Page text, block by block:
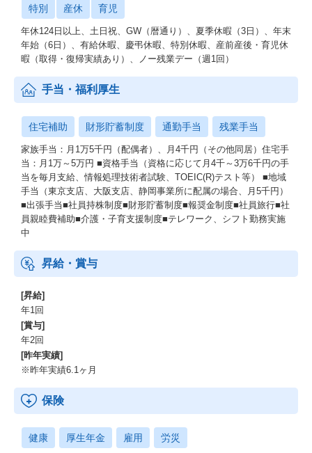
特別 産休 育児
年休124日以上、土日祝、GW（暦通り）、夏季休暇（3日）、年末
年始（6日）、有給休暇、慶弔休暇、特別休暇、産前産後・育児休
暇（取得・復帰実績あり）、ノー残業デー（週1回）
手当・福利厚生
住宅補助 財形貯蓄制度 通勤手当 残業手当
家族手当：月1万5千円（配偶者）、月4千円（その他同居）住宅手
当：月1万～5万円 ■資格手当（資格に応じて月4千～3万6千円の手
当を毎月支給、情報処理技術者試験、TOEIC(R)テスト等） ■地域
手当（東京支店、大阪支店、静岡事業所に配属の場合、月5千円）
■出張手当■社員持株制度■財形貯蓄制度■報奨金制度■社員旅行■社
員親睦費補助■介護・子育支援制度■テレワーク、シフト勤務実施
中
昇給・賞与
[昇給]
年1回
[賞与]
年2回
[昨年実績]
※昨年実績6.1ヶ月
保険
健康 厚生年金 雇用 労災